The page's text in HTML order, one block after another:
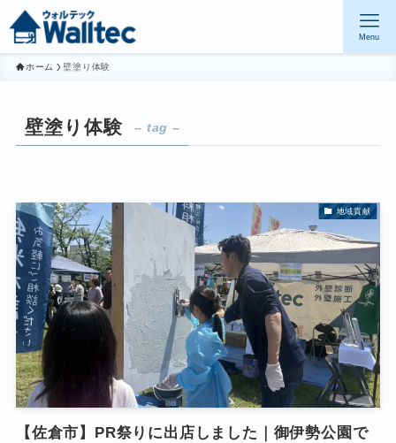
Menu
ホーム 壁塗り体験
壁塗り体験 – tag –
地域貢献
【佐倉市】PR祭りに出店しました｜御伊勢公園で